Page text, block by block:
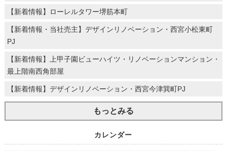
【新着情報】ローレルタワー堺筋本町
【新着情報・当社売主】デザインリノベーション・西宮小松東町
PJ
【新着情報】上甲子園ビューハイツ・リノベーションマンション・
最上階南西角部屋
【新着情報】デザインリノベーション・西宮今津巽町PJ
もっとみる
カレンダー